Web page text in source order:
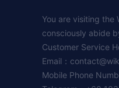
You are visiting the
consciously abide
Customer Service
Email：
Mobile Phone